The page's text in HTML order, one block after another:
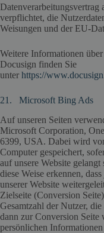
Datenverarbeitungsvertrag
verpflichtet, die
Weisungen und der EU-
Weitere Informationen
Docusign finden Sie
unter https://
21. Microsoft Bing Ads
Auf unseren Seiten
Microsoft Corporation,
6399, USA. Dabei wird
Computer gespeichert,
auf unsere Website
diese Weise erkennen,
unserer Website
Zielseite (Conversion
Gesamtzahl der Nutzer,
dann zur Conversion Seite
persönlichen